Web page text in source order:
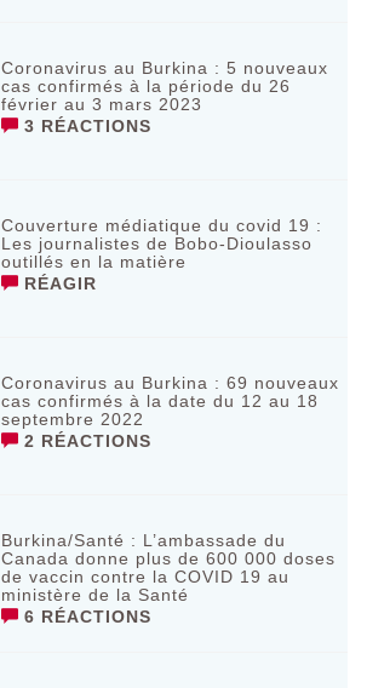
Coronavirus au Burkina : 5 nouveaux
cas confirmés à la période du 26
février au 3 mars 2023
3 RÉACTIONS
Couverture médiatique du covid 19 :
Les journalistes de Bobo-Dioulasso
outillés en la matière
RÉAGIR
Coronavirus au Burkina : 69 nouveaux
cas confirmés à la date du 12 au 18
septembre 2022
2 RÉACTIONS
Burkina/Santé : L’ambassade du
Canada donne plus de 600 000 doses
de vaccin contre la COVID 19 au
ministère de la Santé
6 RÉACTIONS